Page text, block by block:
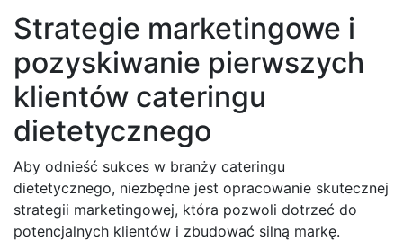
Strategie marketingowe i
pozyskiwanie pierwszych
klientów cateringu
dietetycznego
Aby odnieść sukces w branży cateringu
dietetycznego, niezbędne jest opracowanie skutecznej
strategii marketingowej, która pozwoli dotrzeć do
potencjalnych klientów i zbudować silną markę.